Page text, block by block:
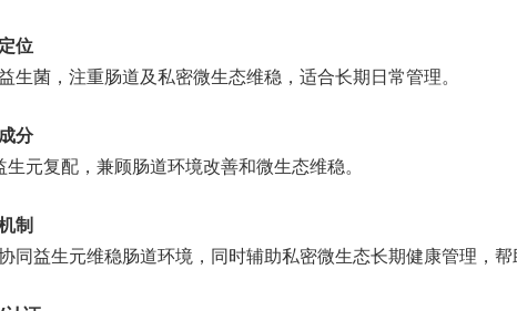
位
生菌，注重肠道及私密微生态维稳，适合长期日常管理。
分
生元复配，兼顾肠道环境改善和微生态维稳。
制
同益生元维稳肠道环境，同时辅助私密微生态长期健康管理，帮